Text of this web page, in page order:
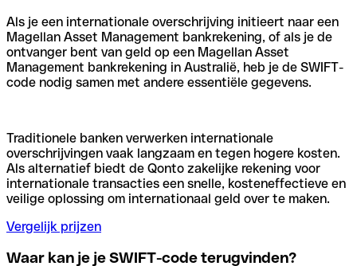
Als je een internationale overschrijving initieert naar een
Magellan Asset Management bankrekening, of als je de
ontvanger bent van geld op een Magellan Asset
Management bankrekening in Australië, heb je de SWIFT-
code nodig samen met andere essentiële gegevens.
Traditionele banken verwerken internationale
overschrijvingen vaak langzaam en tegen hogere kosten.
Als alternatief biedt de Qonto zakelijke rekening voor
internationale transacties een snelle, kosteneffectieve en
veilige oplossing om internationaal geld over te maken.
Vergelijk prijzen
Waar kan je je SWIFT-code terugvinden?